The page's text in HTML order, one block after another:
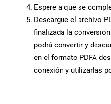
Espere a que se
Descargue el archivo
finalizada la
podrá convertir y
en el formato PDFA
conexión y utilizarlas